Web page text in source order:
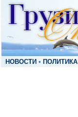
НОВОСТИ • ПОЛИТИКА